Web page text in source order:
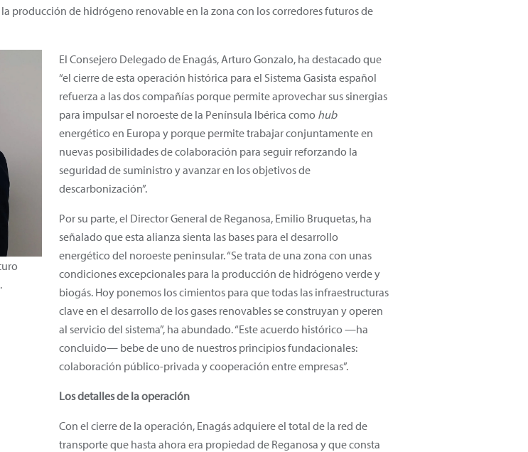
producción de hidrógeno renovable en la zona con los corredores futuros de
El Consejero Delegado de Enagás, Arturo Gonzalo, ha destacado que
“el cierre de esta operación histórica para el Sistema Gasista español
refuerza a las dos compañías porque permite aprovechar sus sinergias
para impulsar el noroeste de la Península Ibérica como hub
energético en Europa y porque permite trabajar conjuntamente en
nuevas posibilidades de colaboración para seguir reforzando la
seguridad de suministro y avanzar en los objetivos de
descarbonización”.
Por su parte, el Director General de Reganosa, Emilio Bruquetas, ha
señalado que esta alianza sienta las bases para el desarrollo
energético del noroeste peninsular. “Se trata de una zona con unas
condiciones excepcionales para la producción de hidrógeno verde y
biogás. Hoy ponemos los cimientos para que todas las infraestructuras
clave en el desarrollo de los gases renovables se construyan y operen
al servicio del sistema”, ha abundado. “Este acuerdo histórico —ha
concluido— bebe de uno de nuestros principios fundacionales:
colaboración público-privada y cooperación entre empresas”.
Los detalles de la operación
Con el cierre de la operación, Enagás adquiere el total de la red de
transporte que hasta ahora era propiedad de Reganosa y que consta